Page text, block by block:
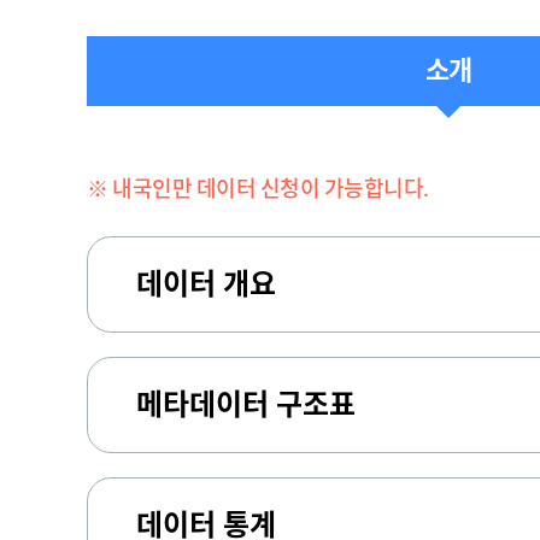
소개
※ 내국인만 데이터 신청이 가능합니다.
데이터 개요
메타데이터 구조표
데이터 통계